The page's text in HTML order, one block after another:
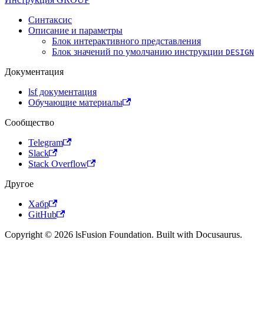
Синтаксис
Описание и параметры
Блок интерактивного представления
Блок значений по умолчанию инструкции DESIGN
Документация
lsf документация
Обучающие материалы
Сообщество
Telegram
Slack
Stack Overflow
Другое
Хабр
GitHub
Copyright © 2026 lsFusion Foundation. Built with Docusaurus.